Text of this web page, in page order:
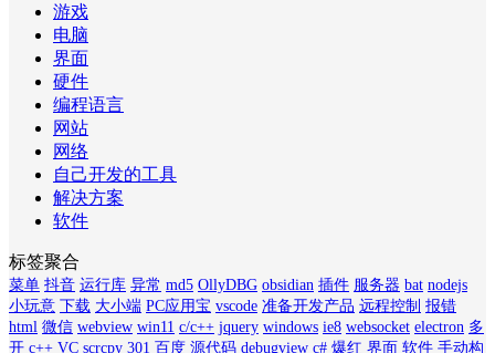
游戏
电脑
界面
硬件
编程语言
网站
网络
自己开发的工具
解决方案
软件
标签聚合
菜单 抖音 运行库 异常 md5 OllyDBG obsidian 插件 服务器 bat nodejs
小玩意 下载 大小端 PC应用宝 vscode 准备开发产品 远程控制 报错
html 微信 webview win11 c/c++ jquery windows ie8 websocket electron 多
开 c++ VC scrcpy 301 百度 源代码 debugview c# 爆红 界面 软件 手动构